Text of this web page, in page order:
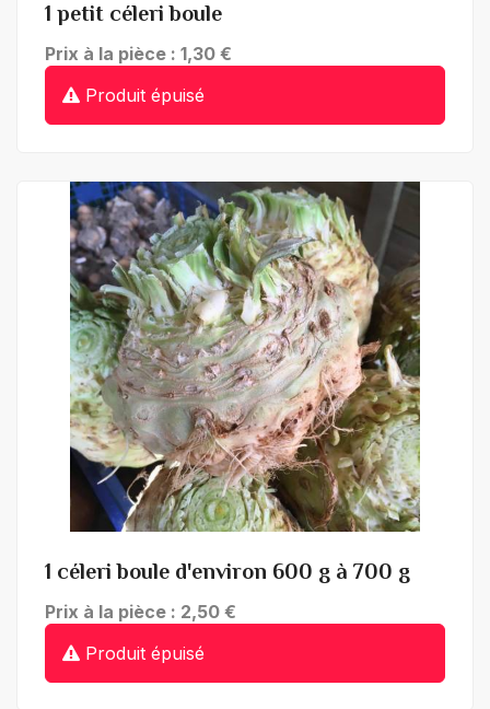
1 petit céleri boule
Prix à la pièce : 1,30 €
Produit épuisé
1 céleri boule d'environ 600 g à 700 g
Prix à la pièce : 2,50 €
Produit épuisé
+ de détails